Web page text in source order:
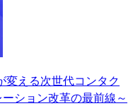
変える次世代コンタク
ション改革の最前線～